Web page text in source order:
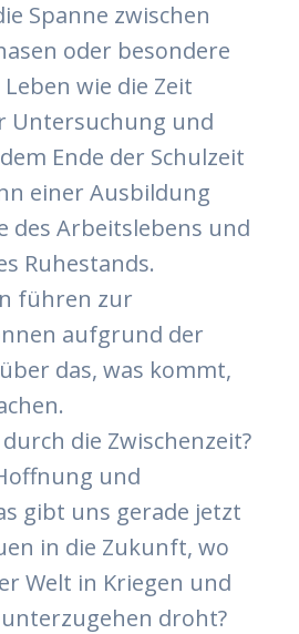
Spanne zwischen
oder besondere
wie die Zeit
Untersuchung und
Ende der Schulzeit
einer Ausbildung
des Arbeitslebens und
Ruhestands.
führen zur
aufgrund der
das, was kommt,
die Zwischenzeit?
und
gibt uns gerade jetzt
in die Zukunft, wo
Welt in Kriegen und
droht?